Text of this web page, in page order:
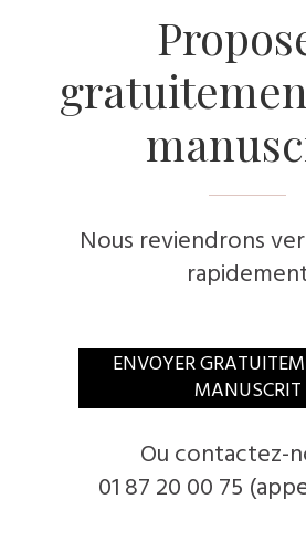
Nous reviendrons
​ENVOYER
MANUSCRIT
​Ou contactez-
01 87 20 00 75